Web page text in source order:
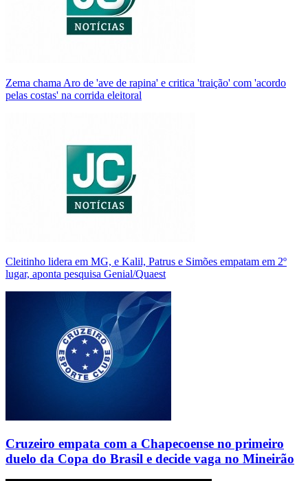
Zema chama Aro de 'ave de rapina' e critica 'traição' com 'acordo
pelas costas' na corrida eleitoral
Cleitinho lidera em MG, e Kalil, Patrus e Simões empatam em 2º
lugar, aponta pesquisa Genial/Quaest
Cruzeiro empata com a Chapecoense no primeiro
duelo da Copa do Brasil e decide vaga no Mineirão